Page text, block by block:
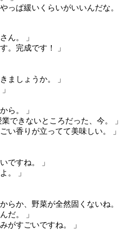
っぱ緩いくらいがいいんだな
ん。 」
。完成です！ 」
ましょうか。 」
ら。 」
業できないところだった、今。
い香りが立ってて美味しい。
ですね。 」
。 」
らか、野菜が全然固くないね
だ。 」
がすごいですね。 」